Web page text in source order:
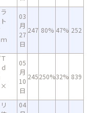
03
月
27
日
247 80% 47% 252
×
05
月
10
日
245250%32% 839
04